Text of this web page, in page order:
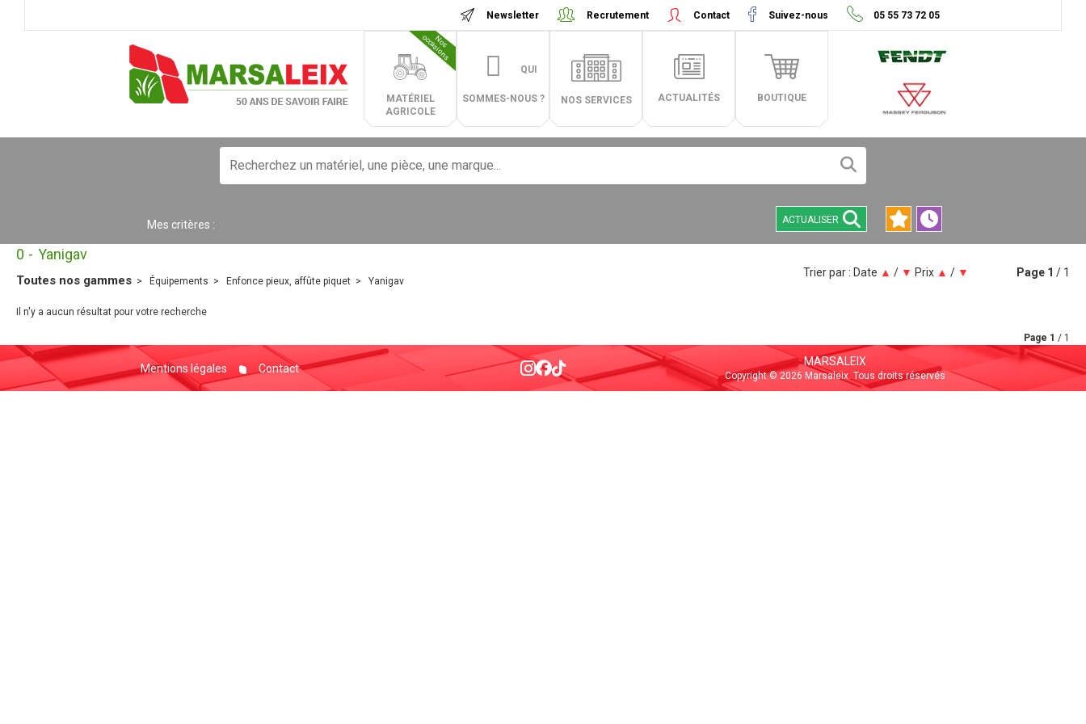
Newsletter Recrutement Contact Suivez-nous 05 55 73 72 05
MATÉRIEL
AGRICOLE
N
o
s
o
c
c
a
s
i
o
n
s
QUI
SOMMES-NOUS ? NOS SERVICES ACTUALITÉS BOUTIQUE
Mes critères : ACTUALISER
Toutes nos gammes Équipements Enfonce pieux, affûte piquet Yanigav
0 Yanigav
Trier par : Date ▲ / ▼ Prix ▲ / ▼ Page 1 / 1
Il n'y a aucun résultat pour votre recherche
Page 1 / 1
Mentions légales Contact
MARSALEIX
Copyright © 2026 Marsaleix. Tous droits réservés